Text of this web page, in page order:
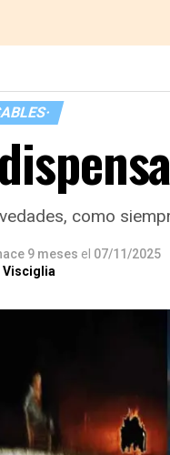
como
9 meses el 07/11/2025
Visciglia